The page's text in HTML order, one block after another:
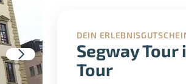
DEIN
Segway Tour
Tour